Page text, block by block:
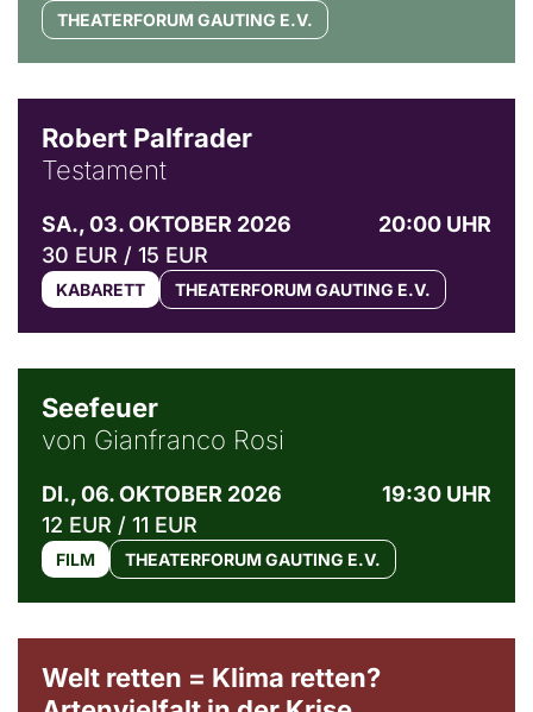
THEATERFORUM GAUTING E.V.
Robert Palfrader
Testament
SA., 03. OKTOBER 2026
20:00 UHR
30 EUR / 15 EUR
KABARETT THEATERFORUM GAUTING E.V.
Seefeuer
von Gianfranco Rosi
DI., 06. OKTOBER 2026
19:30 UHR
12 EUR / 11 EUR
FILM THEATERFORUM GAUTING E.V.
Welt retten = Klima retten?